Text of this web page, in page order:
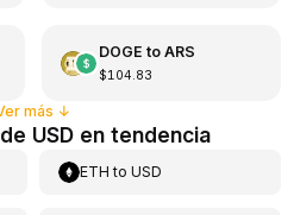
DOGE to ARS
$104.83
más ↓
USD en tendencia
ETH toUSD